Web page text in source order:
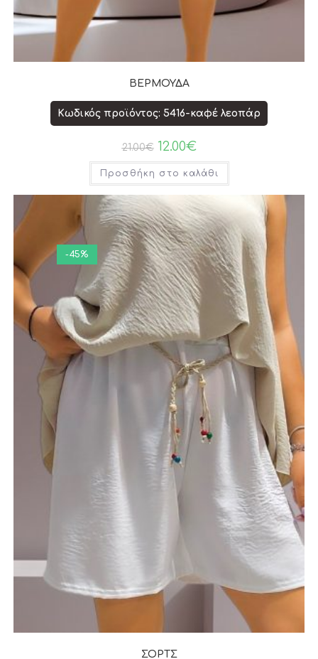
ΒΕΡΜΟΥΔΑ
Κωδικός προϊόντος: 5416-καφέ λεοπάρ
21.00€ 12.00€
Προσθήκη στο καλάθι
-45%
ΣΟΡΤΣ